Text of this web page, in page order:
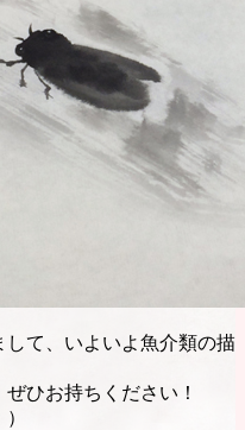
て、いよいよ魚介類の描
ひお持ちください！